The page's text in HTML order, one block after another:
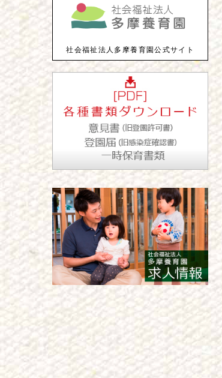
社会福祉法人多摩養育園公式サイト